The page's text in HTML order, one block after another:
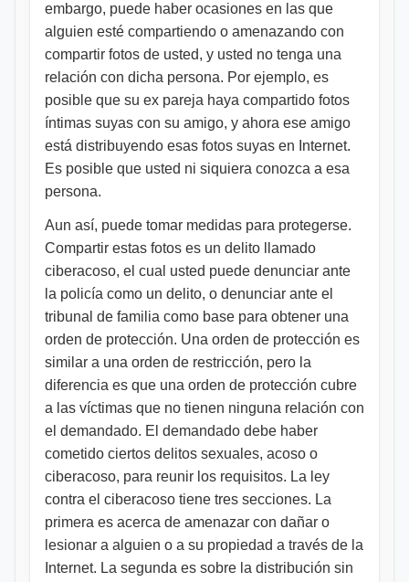
embargo, puede haber ocasiones en las que
alguien esté compartiendo o amenazando con
compartir fotos de usted, y usted no tenga una
relación con dicha persona. Por ejemplo, es
posible que su ex pareja haya compartido fotos
íntimas suyas con su amigo, y ahora ese amigo
está distribuyendo esas fotos suyas en Internet.
Es posible que usted ni siquiera conozca a esa
persona.
Aun así, puede tomar medidas para protegerse.
Compartir estas fotos es un delito llamado
ciberacoso, el cual usted puede denunciar ante
la policía como un delito, o denunciar ante el
tribunal de familia como base para obtener una
orden de protección. Una orden de protección es
similar a una orden de restricción, pero la
diferencia es que una orden de protección cubre
a las víctimas que no tienen ninguna relación con
el demandado. El demandado debe haber
cometido ciertos delitos sexuales, acoso o
ciberacoso, para reunir los requisitos. La ley
contra el ciberacoso tiene tres secciones. La
primera es acerca de amenazar con dañar o
lesionar a alguien o a su propiedad a través de la
Internet. La segunda es sobre la distribución sin